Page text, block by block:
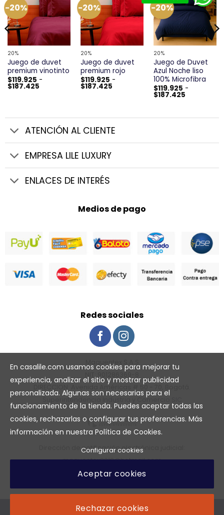
-20%
20%
Juego de duvet
premium vinotinto
$119.925 -
$187.425Rango
hasta
$187.425
-20%
20%
Juego de duvet
premium rojo
$119.925 -
$187.425Rango
hasta
$187.425
-20%
20%
Juego de Duvet
Azul Noche liso
100% Microfibra
$119.925 -
$187.425Rango
$119.925
ATENCIÓN AL CLIENTE
EMPRESA LILE LUXURY
ENLACES DE INTERÉS
Medios de pago
Redes sociales
Maguentex S.A.S
DIRECCION: Avenida Américas # 50 - 70, Bogotá.
Superintendencia Industria y Comercio SIC
Dirección de notificación electrónica judicial:
maguentex2019@hotmail.com
Teléfono de notificacion judicial: 2614924
POLÍTICA DE PRIVACIDAD
TÉRMINOS Y CONDICIONES DE USO
En casalile.com usamos cookies para mejorar tu
experiencia, analizar el sitio y mostrar publicidad
personalizada. Algunas son necesarias para el
funcionamiento de la tienda. Puedes aceptar todas las
cookies, rechazarlas o configurar tus preferencias. Más
información en nuestra Política de Cookies.
Configurar cookies
Aceptar cookies
Rechazar cookies